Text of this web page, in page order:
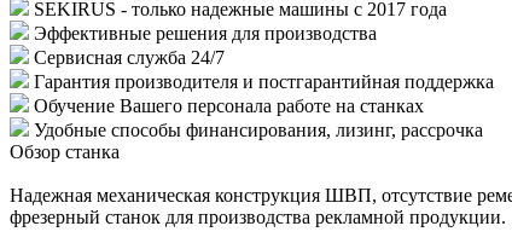
SEKIRUS - только надежные машины с 2017 года
Эффективные решения для производства
Сервисная служба 24/7
Гарантия производителя и постгарантийная поддержка
Обучение Вашего персонала работе на станках
Удобные способы финансирования, лизинг, рассрочка
Обзор станка
Надежная механическая конструкция ШВП, отсутствие
фрезерный станок для производства рекламной продукции.